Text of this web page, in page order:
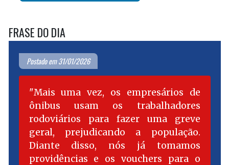
FRASE DO DIA
Postado em 31/01/2026
Mais uma vez, os empresários de
ônibus usam os trabalhadores
rodoviários para fazer uma greve
geral, prejudicando a população.
Diante disso, nós já tomamos
providências e os vouchers para o